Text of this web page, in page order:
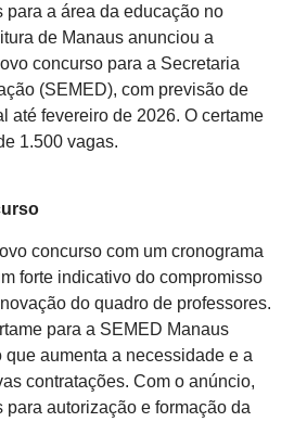
para a área da educação no
de Manaus anunciou a
concurso para a Secretaria
(SEMED), com previsão de
até fevereiro de 2026. O certame
1.500 vagas.
concurso com um cronograma
forte indicativo do compromisso
do quadro de professores.
para a SEMED Manaus
que aumenta a necessidade e a
contratações. Com o anúncio,
para autorização e formação da